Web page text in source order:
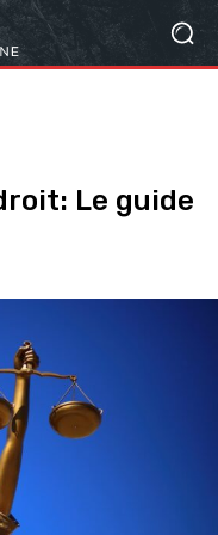
Le guide